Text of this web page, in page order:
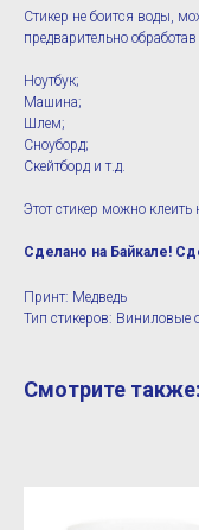
Стикер не боится воды,
предварительно
Ноутбук;
Машина;
Шлем;
Сноуборд;
Скейтборд и т.д.
Этот стикер можно клеить
Сделано на Байкале!
Принт: Медведь
Тип стикеров: Виниловые
Смотрите также: